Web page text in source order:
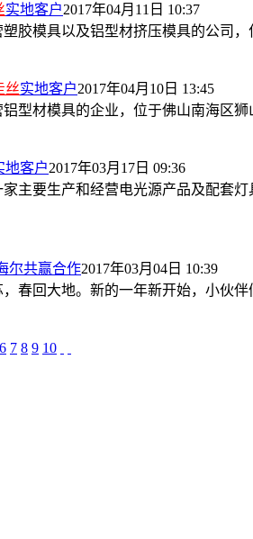
实地客户2017年04月11日 10:37
胶模具以及铝型材挤压模具的公司
丝实地客户2017年04月10日 13:45
型材模具的企业，位于佛山南海区
地客户2017年03月17日 09:36
主要生产和经营电光源产品及配套
尔共赢合作2017年03月04日 10:39
春回大地。新的一年新开始，小伙
6 7 8 9 10